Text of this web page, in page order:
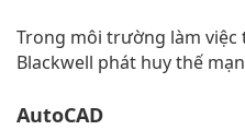
Trong môi trường làm việc
Blackwell phát huy thế
AutoCAD